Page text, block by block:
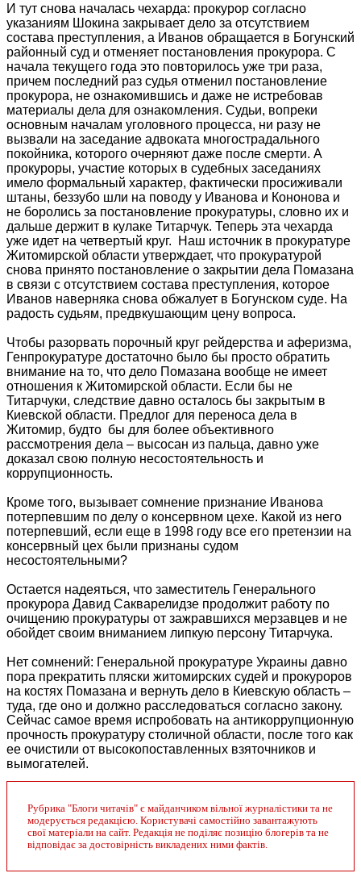
И тут снова началась чехарда: прокурор согласно
указаниям Шокина закрывает дело за отсутствием
состава преступления, а Иванов обращается в Богунский
районный суд и отменяет постановления прокурора. С
начала текущего года это повторилось уже три раза,
причем последний раз судья отменил постановление
прокурора, не ознакомившись и даже не истребовав
материалы дела для ознакомления. Судьи, вопреки
основным началам уголовного процесса, ни разу не
вызвали на заседание адвоката многострадального
покойника, которого очерняют даже после смерти. А
прокуроры, участие которых в судебных заседаниях
имело формальный характер, фактически просиживали
штаны, беззубо шли на поводу у Иванова и Кононова и
не боролись за постановление прокуратуры, словно их и
дальше держит в кулаке Титарчук. Теперь эта чехарда
уже идет на четвертый круг. Наш источник в прокуратуре
Житомирской области утверждает, что прокуратурой
снова принято постановление о закрытии дела Помазана
в связи с отсутствием состава преступления, которое
Иванов наверняка снова обжалует в Богунском суде. На
радость судьям, предвкушающим цену вопроса.
Чтобы разорвать порочный круг рейдерства и аферизма,
Генпрокуратуре достаточно было бы просто обратить
внимание на то, что дело Помазана вообще не имеет
отношения к Житомирской области. Если бы не
Титарчуки, следствие давно осталось бы закрытым в
Киевской области. Предлог для переноса дела в
Житомир, будто бы для более объективного
рассмотрения дела – высосан из пальца, давно уже
доказал свою полную несостоятельность и
коррупционность.
Кроме того, вызывает сомнение признание Иванова
потерпевшим по делу о консервном цехе. Какой из него
потерпевший, если еще в 1998 году все его претензии на
консервный цех были признаны судом
несостоятельными?
Остается надеяться, что заместитель Генерального
прокурора Давид Сакварелидзе продолжит работу по
очищению прокуратуры от зажравшихся мерзавцев и не
обойдет своим вниманием липкую персону Титарчука.
Нет сомнений: Генеральной прокуратуре Украины давно
пора прекратить пляски житомирских судей и прокуроров
на костях Помазана и вернуть дело в Киевскую область –
туда, где оно и должно расследоваться согласно закону.
Сейчас самое время испробовать на антикоррупционную
прочность прокуратуру столичной области, после того как
ее очистили от высокопоставленных взяточников и
вымогателей.
Рубрика "Блоги читачів" є майданчиком вільної журналістики та не
модерується редакцією. Користувачі самостійно завантажують
свої матеріали на сайт. Редакція не поділяє позицію блогерів та не
відповідає за достовірність викладених ними фактів.